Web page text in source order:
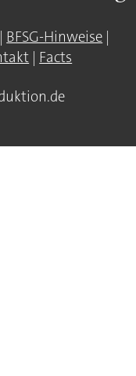
| BFSG-Hinweise |
| Facts